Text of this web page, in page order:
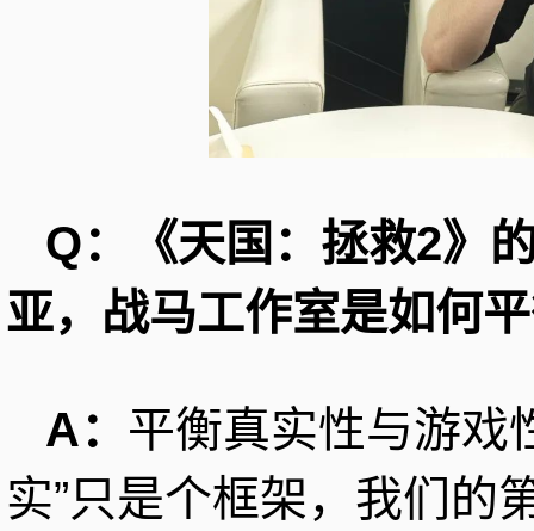
Q：《天国：拯救2》
亚，战马工作室是如何
A： 平衡真实性与游戏
实”只是个框架，我们的